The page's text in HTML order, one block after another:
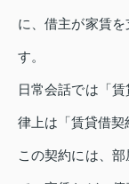
に、借主が家賃
す。
日常会話では「
律上は「賃貸借契
この契約には、